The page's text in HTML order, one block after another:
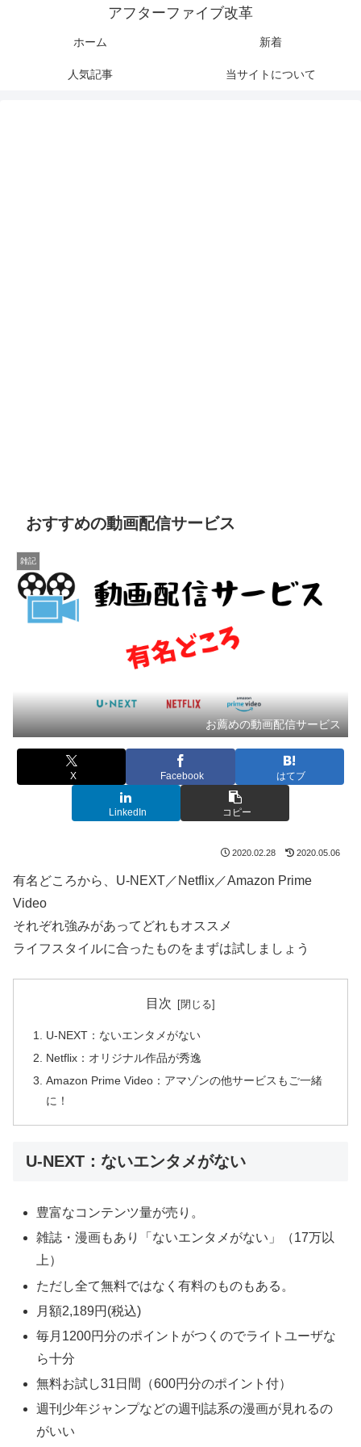
アフターファイブ改革
ホーム 新着
人気記事 当サイトについて
おすすめの動画配信サービス
雑記
お薦めの動画配信サービス
X Facebook はてブ
LinkedIn コピー
2020.02.28 2020.05.06
有名どころから、U-NEXT／Netflix／Amazon Prime
Video
それぞれ強みがあってどれもオススメ
ライフスタイルに合ったものをまずは試しましょう
目次
U-NEXT：ないエンタメがない
Netflix：オリジナル作品が秀逸
Amazon Prime Video：アマゾンの他サービスもご一緒
に！
U-NEXT：ないエンタメがない
豊富なコンテンツ量が売り。
雑誌・漫画もあり「ないエンタメがない」（17万以
上）
ただし全て無料ではなく有料のものもある。
月額2,189円(税込)
毎月1200円分のポイントがつくのでライトユーザな
ら十分
無料お試し31日間（600円分のポイント付）
週刊少年ジャンプなどの週刊誌系の漫画が見れるの
がいい